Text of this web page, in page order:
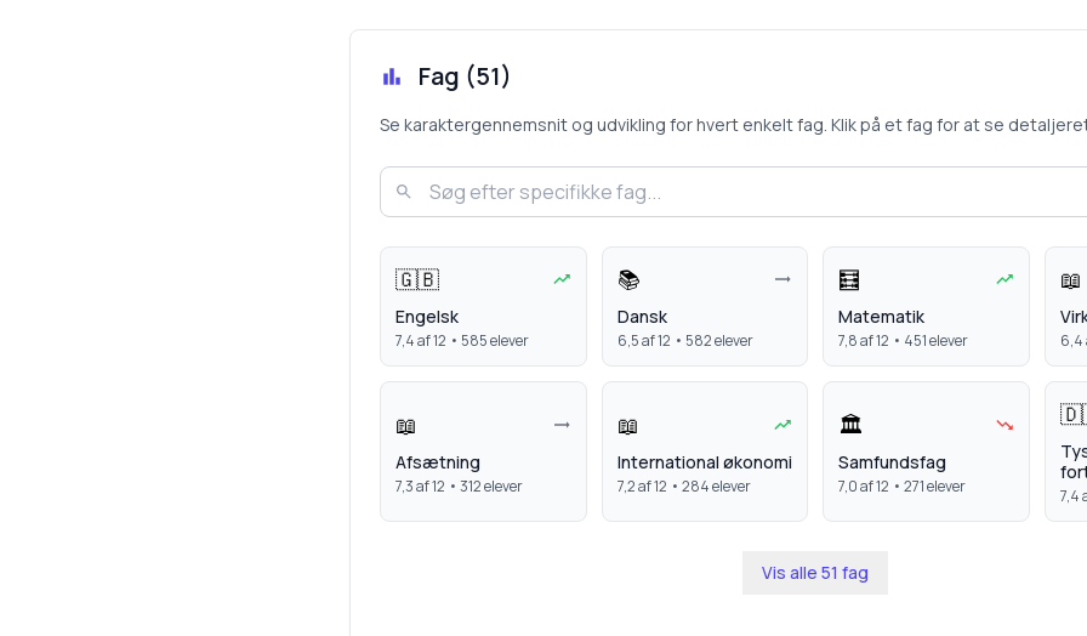
Fag (51)
Se karaktergennemsnit og udvikling for hvert enkelt fag. Klik på et fag for at se
🇬🇧
Engelsk
7,4af 12 • 585elever
📚
Dansk
6,5af 12 • 582elever
🧮
Matematik
7,8af 12 • 451elever
📖
6,4
📖
Afsætning
7,3af 12 • 312elever
📖
International økonomi
7,2af 12 • 284elever
🏛️
Samfundsfag
7,0af 12 • 271elever 7,4
Vis alle 51 fag